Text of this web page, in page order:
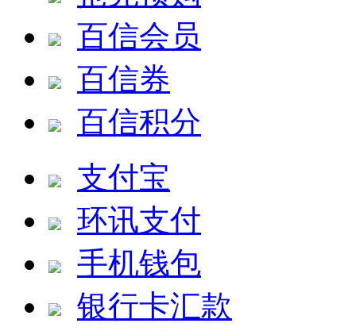
百信会员
百信券
百信积分
支付宝
环讯支付
手机钱包
银行卡汇款